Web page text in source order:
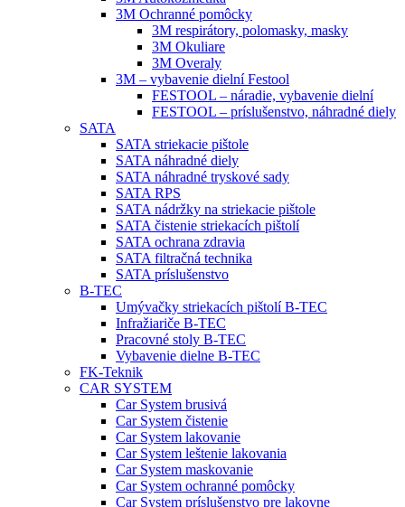
3M Ochranné pomôcky
3M respirátory, polomasky, masky
3M Okuliare
3M Overaly
3M – vybavenie dielní Festool
FESTOOL – náradie, vybavenie dielní
FESTOOL – príslušenstvo, náhradné diely
SATA
SATA striekacie pištole
SATA náhradné diely
SATA náhradné tryskové sady
SATA RPS
SATA nádržky na striekacie pištole
SATA čistenie striekacích pištolí
SATA ochrana zdravia
SATA filtračná technika
SATA príslušenstvo
B-TEC
Umývačky striekacích pištolí B-TEC
Infražiariče B-TEC
Pracovné stoly B-TEC
Vybavenie dielne B-TEC
FK-Teknik
CAR SYSTEM
Car System brusivá
Car System čistenie
Car System lakovanie
Car System leštenie lakovania
Car System maskovanie
Car System ochranné pomôcky
Car System príslušenstvo pre lakovne